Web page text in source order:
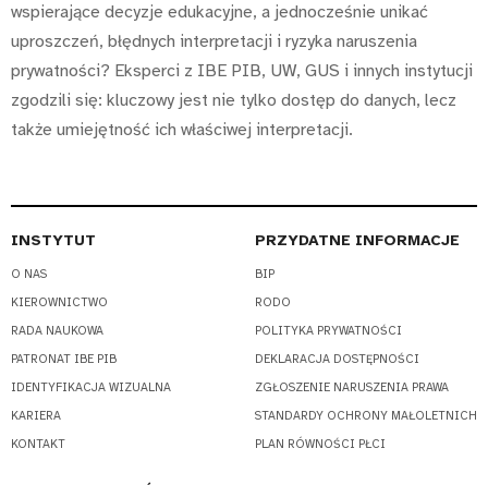
wspierające decyzje edukacyjne, a jednocześnie unikać
uproszczeń, błędnych interpretacji i ryzyka naruszenia
prywatności? Eksperci z IBE PIB, UW, GUS i innych instytucji
zgodzili się: kluczowy jest nie tylko dostęp do danych, lecz
także umiejętność ich właściwej interpretacji.
INSTYTUT
O NAS
KIEROWNICTWO
RADA NAUKOWA
PATRONAT IBE PIB
IDENTYFIKACJA WIZUALNA
KARIERA
KONTAKT
PRZYDATNE INFORMACJE
BIP
RODO
POLITYKA PRYWATNOŚCI
DEKLARACJA DOSTĘPNOŚCI
ZGŁOSZENIE NARUSZENIA PRAWA
STANDARDY OCHRONY MAŁOLETNICH
PLAN RÓWNOŚCI PŁCI